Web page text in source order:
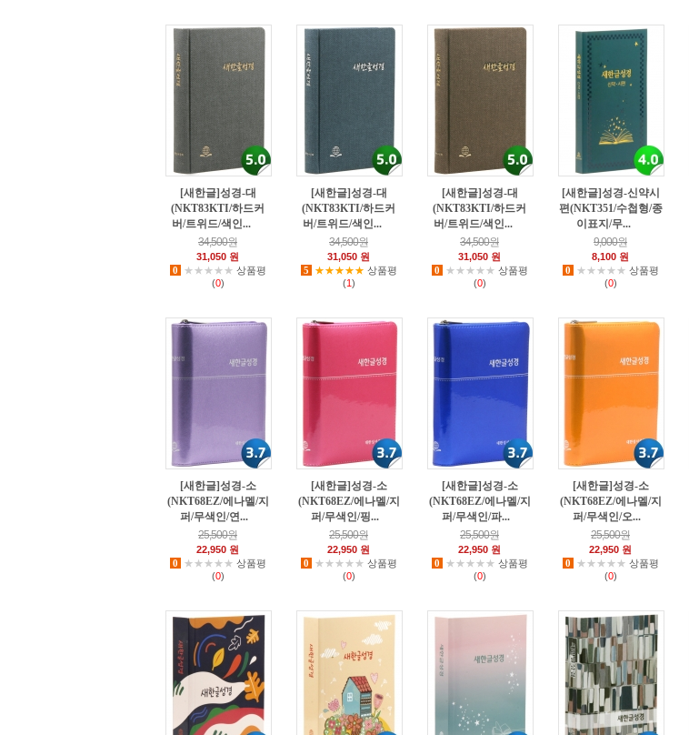
[새한글]성경-대
(NKT83KTI/하드커
버/트위드/색인...
34,500원
31,050 원
0
★★★★★ 상품평
(0)
[새한글]성경-대
(NKT83KTI/하드커
버/트위드/색인...
34,500원
31,050 원
5
★★★★★ 상품평
(1)
[새한글]성경-대
(NKT83KTI/하드커
버/트위드/색인...
34,500원
31,050 원
0
★★★★★ 상품평
(0)
[새한글]성경-신약시
편(NKT351/수첩형/종
이표지/무...
9,000원
8,100 원
0
★★★★★ 상품평
(0)
[새한글]성경-소
(NKT68EZ/에나멜/지
퍼/무색인/연...
25,500원
22,950 원
0
★★★★★ 상품평
(0)
[새한글]성경-소
(NKT68EZ/에나멜/지
퍼/무색인/핑...
25,500원
22,950 원
0
★★★★★ 상품평
(0)
[새한글]성경-소
(NKT68EZ/에나멜/지
퍼/무색인/파...
25,500원
22,950 원
0
★★★★★ 상품평
(0)
[새한글]성경-소
(NKT68EZ/에나멜/지
퍼/무색인/오...
25,500원
22,950 원
0
★★★★★ 상품평
(0)